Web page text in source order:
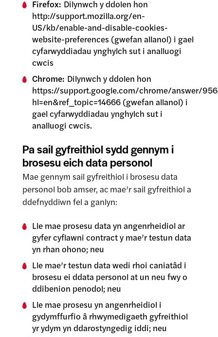
Site Search
Firefox: Dilynwch y ddolen hon
http://support.mozilla.org/en-
US/kb/enable-and-disable-cookies-
website-preferences (gwefan allanol) i gael
cyfarwyddiadau ynghylch sut i analluogi
cwcis
Chrome: Dilynwch y ddolen hon
https://support.google.com/chrome/answer/
hl=en&ref_topic=14666 (gwefan allanol) i
gael cyfarwyddiadau ynghylch sut i
analluogi cwcis.
Pa sail gyfreithiol sydd gennym i
brosesu eich data personol
Mae gennym sail gyfreithiol i brosesu data
personol bob amser, ac mae’r sail gyfreithiol a
ddefnyddiwn fel a ganlyn:
Lle mae prosesu data yn angenrheidiol ar
gyfer cyflawni contract y mae’r testun data
yn rhan ohono; neu
Lle mae’r testun data wedi rhoi caniatâd i
brosesu ei ddata personol at un neu fwy o
ddibenion penodol; neu
Lle mae prosesu yn angenrheidiol i
gydymffurfio â rhwymedigaeth gyfreithiol
yr ydym yn ddarostyngedig iddi; neu